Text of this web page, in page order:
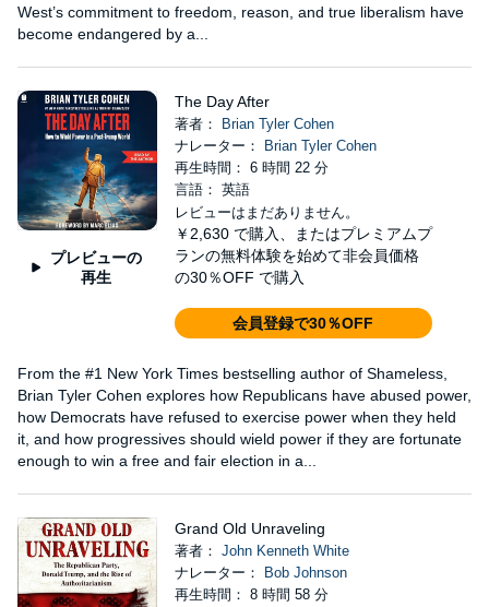
West’s commitment to freedom, reason, and true liberalism have
become endangered by a...
プレビューの
再生
The Day After
著者：
Brian Tyler Cohen
ナレーター：
Brian Tyler Cohen
再生時間： 6 時間 22 分
言語： 英語
レビューはまだありません。
￥2,630 で購入、またはプレミアムプ
ランの無料体験を始めて非会員価格
の30％OFF で購入
会員登録で30％OFF
From the #1 New York Times bestselling author of Shameless,
Brian Tyler Cohen explores how Republicans have abused power,
how Democrats have refused to exercise power when they held
it, and how progressives should wield power if they are fortunate
enough to win a free and fair election in a...
Grand Old Unraveling
著者： John Kenneth White
ナレーター：
Bob Johnson
再生時間： 8 時間 58 分